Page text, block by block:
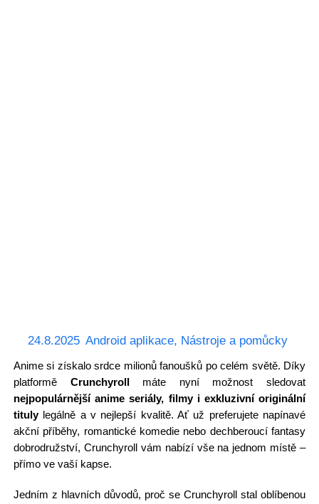
24.8.2025 Android aplikace, Nástroje a pomůcky
Anime si získalo srdce milionů fanoušků po celém světě. Díky
platformě Crunchyrollmáte nyní možnost sledovat
nejpopulárnější anime seriály, filmy i exkluzivní originální
titulylegálně a v nejlepší kvalitě. Ať už preferujete napínavé
akční příběhy, romantické komedie nebo dechberoucí fantasy
dobrodružství, Crunchyroll vám nabízí vše na jednom místě –
přímo ve vaší kapse.
Jedním z hlavních důvodů, proč se Crunchyroll stal oblíbenou